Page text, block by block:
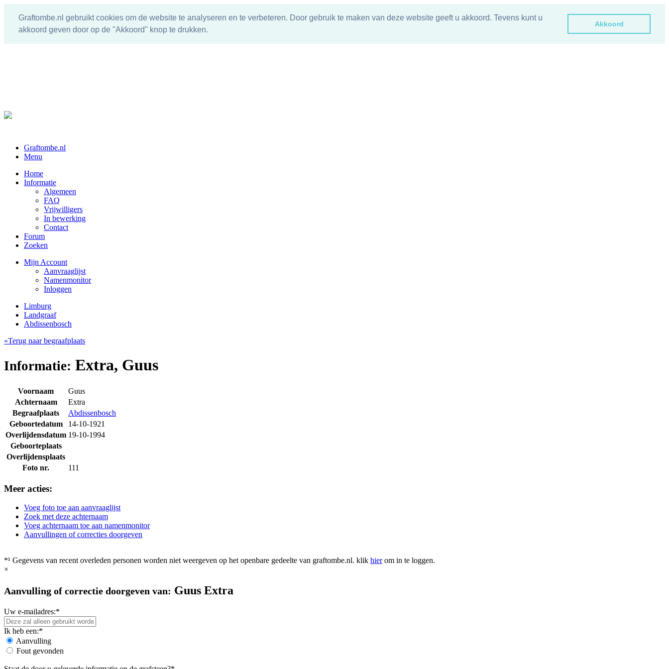
Graftombe.nl gebruikt cookies om de website te analyseren en te verbeteren. Door gebruik te maken van deze website geeft u akkoord. Tevens kunt u
akkoord geven door op de "Akkoord" knop te drukken.
Akkoord
Graftombe.nl
Menu
Home
Informatie
Algemeen
FAQ
Vrijwilligers
In bewerking
Contact
Forum
Zoeken
Mijn Account
Aanvraaglijst
Namenmonitor
Inloggen
Limburg
Landgraaf
Abdissenbosch
«Terug naar begraafplaats
Informatie: Extra, Guus
Voornaam
Guus
Achternaam
Extra
Begraafplaats
Abdissenbosch
Geboortedatum
14-10-1921
Overlijdensdatum 19-10-1994
Geboorteplaats
Overlijdensplaats
Foto nr.
111
Meer acties:
Voeg foto toe aan aanvraaglijst
Zoek met deze achternaam
Voeg achternaam toe aan namenmonitor
Aanvullingen of correcties doorgeven
*¹ Gegevens van recent overleden personen worden niet weergeven op het openbare gedeelte van graftombe.nl. klik hierom in te loggen.
×
Aanvulling of correctie doorgeven van: Guus Extra
Uw e-mailadres:*
Ik heb een:*
Aanvulling
Fout gevonden